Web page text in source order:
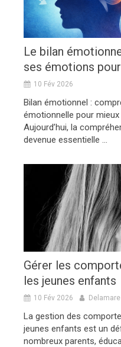
Le bilan
ses émotions
10 Fév 2026
Bilan émotionnel :
émotionnelle pour
Aujourd’hui, la
devenue essentielle ...
Gérer les
les jeunes enfants
10 Fév 2026
La gestion des
jeunes enfants est un
nombreux parents,